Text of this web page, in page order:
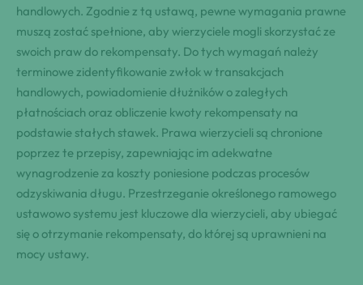
handlowych. Zgodnie z tą ustawą, pewne wymagania prawne
muszą zostać spełnione, aby wierzyciele mogli skorzystać ze
swoich praw do rekompensaty. Do tych wymagań należy
terminowe zidentyfikowanie zwłok w transakcjach
handlowych, powiadomienie dłużników o zaległych
płatnościach oraz obliczenie kwoty rekompensaty na
podstawie stałych stawek. Prawa wierzycieli są chronione
poprzez te przepisy, zapewniając im adekwatne
wynagrodzenie za koszty poniesione podczas procesów
odzyskiwania długu. Przestrzeganie określonego ramowego
ustawowo systemu jest kluczowe dla wierzycieli, aby ubiegać
się o otrzymanie rekompensaty, do której są uprawnieni na
mocy ustawy.